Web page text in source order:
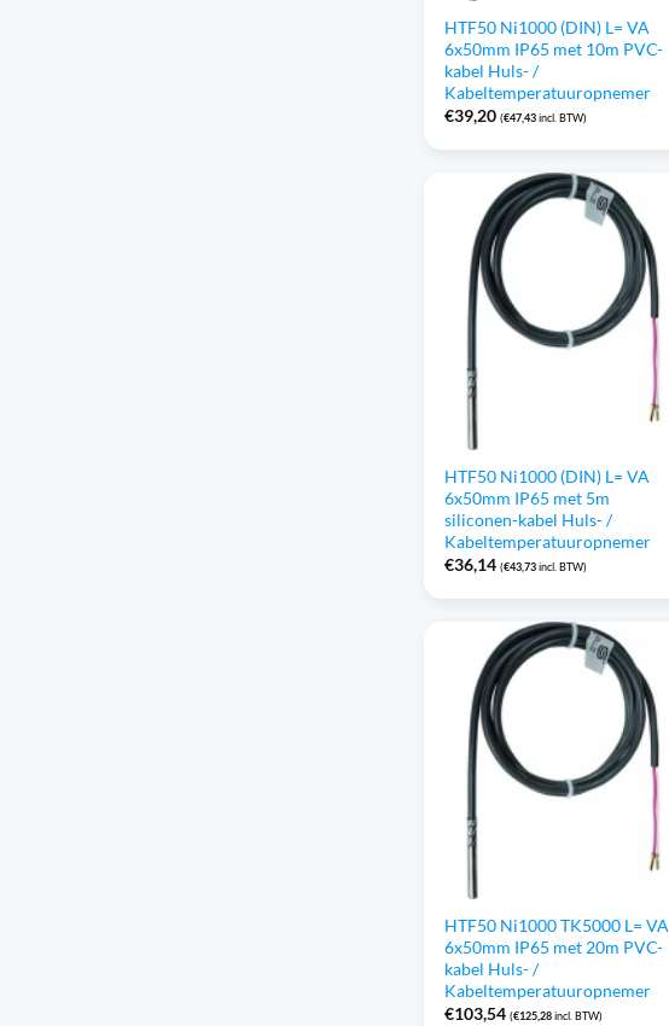
HTF50 Ni1000 (DIN) L= VA
6x50mm IP65 met 10m PVC-
kabel Huls- /
Kabeltemperatuuropnemer
€39,20 (€47,43incl. BTW)
HTF50 Ni1000 (DIN) L= VA
6x50mm IP65 met 5m
siliconen-kabel Huls- /
Kabeltemperatuuropnemer
€36,14 (€43,73incl. BTW)
HTF50 Ni1000 TK5000 L= VA
6x50mm IP65 met 20m PVC-
kabel Huls- /
Kabeltemperatuuropnemer
€103,54 (€125,28incl. BTW)